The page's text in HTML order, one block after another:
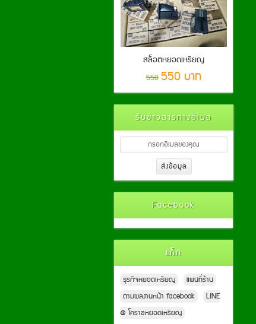
สล็อตหยอดเหรียญ
550 550 บาท
รับข่าวสารทางอีเมล
Facebook
แท็ก
ธุรกิจหยอดเหรียญ
แผนที่ร้าน
ตามผลงานหน้า facebook
LINE
@ โคราชหยอดเหรียญ